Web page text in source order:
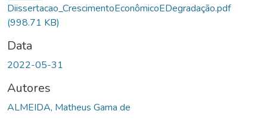
Diissertacao_CrescimentoEconômicoEDegradação.pdf
(998.71 KB)
Data
2022-05-31
Autores
ALMEIDA, Matheus Gama de